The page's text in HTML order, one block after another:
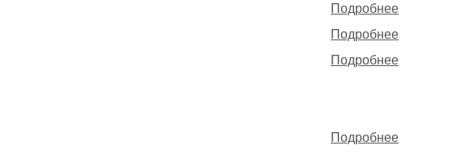
Подробнее
Подробнее
Подробнее
Подробнее